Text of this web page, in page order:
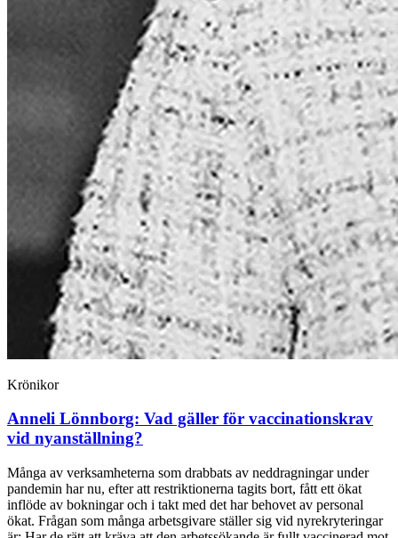
Krönikor
Anneli Lönnborg: Vad gäller för vaccinations­krav
vid nyanställning?
Många av verksamheterna som drabbats av neddragningar under
pandemin har nu, efter att restriktionerna tagits bort, fått ett ökat
inflöde av bokningar och i takt med det har behovet av personal
ökat. Frågan som många arbetsgivare ställer sig vid nyrekryteringar